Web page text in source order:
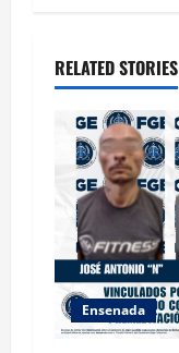
RELATED STORIES
Ensenada